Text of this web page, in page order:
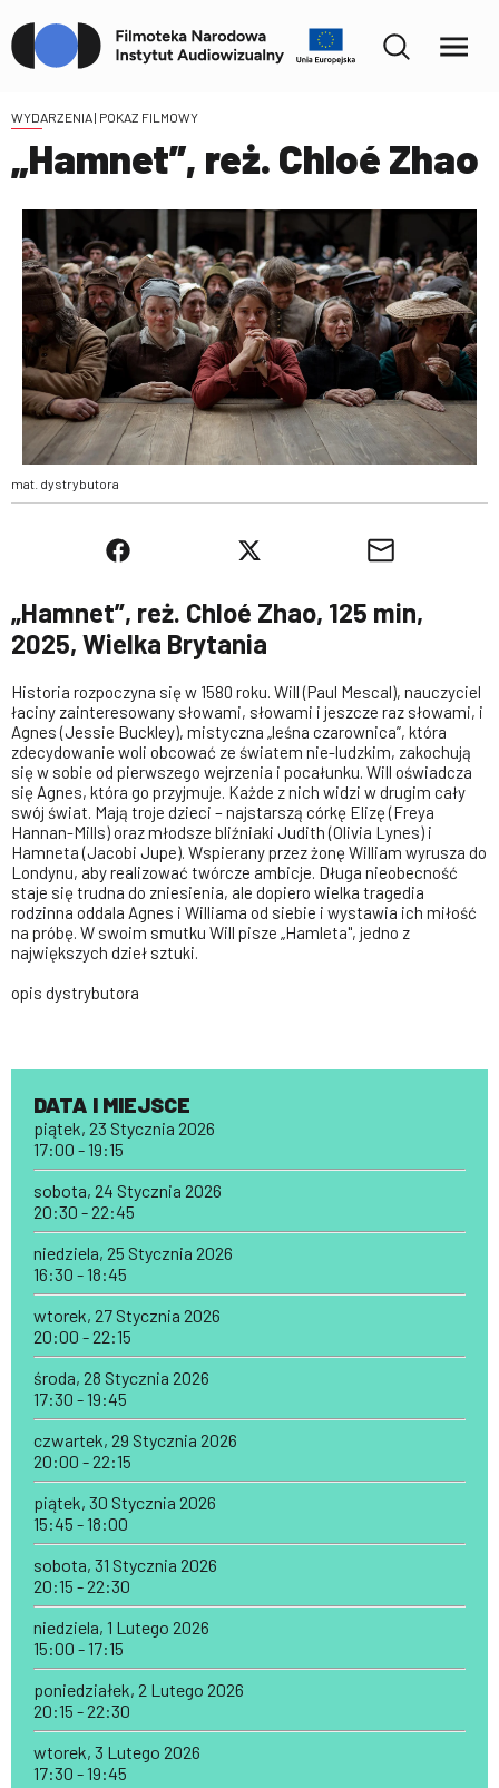
WYDARZENIA| POKAZ FILMOWY
„Hamnet”, reż. Chloé Zhao
mat. dystrybutora
„Hamnet”, reż. Chloé Zhao, 125 min,
2025, Wielka Brytania
Historia rozpoczyna się w 1580 roku. Will (Paul Mescal), nauczyciel
łaciny zainteresowany słowami, słowami i jeszcze raz słowami, i
Agnes (Jessie Buckley), mistyczna „leśna czarownica”, która
zdecydowanie woli obcować ze światem nie-ludzkim, zakochują
się w sobie od pierwszego wejrzenia i pocałunku. Will oświadcza
się Agnes, która go przyjmuje. Każde z nich widzi w drugim cały
swój świat. Mają troje dzieci – najstarszą córkę Elizę (Freya
Hannan-Mills) oraz młodsze bliźniaki Judith (Olivia Lynes) i
Hamneta (Jacobi Jupe). Wspierany przez żonę William wyrusza do
Londynu, aby realizować twórcze ambicje. Długa nieobecność
staje się trudna do zniesienia, ale dopiero wielka tragedia
rodzinna oddala Agnes i Williama od siebie i wystawia ich miłość
na próbę. W swoim smutku Will pisze „Hamleta", jedno z
największych dzieł sztuki.
opis dystrybutora
DATA I MIEJSCE
piątek, 23 Stycznia 2026
17:00 - 19:15
sobota, 24 Stycznia 2026
20:30 - 22:45
niedziela, 25 Stycznia 2026
16:30 - 18:45
wtorek, 27 Stycznia 2026
20:00 - 22:15
środa, 28 Stycznia 2026
17:30 - 19:45
czwartek, 29 Stycznia 2026
20:00 - 22:15
piątek, 30 Stycznia 2026
15:45 - 18:00
sobota, 31 Stycznia 2026
20:15 - 22:30
niedziela, 1 Lutego 2026
15:00 - 17:15
poniedziałek, 2 Lutego 2026
20:15 - 22:30
wtorek, 3 Lutego 2026
17:30 - 19:45